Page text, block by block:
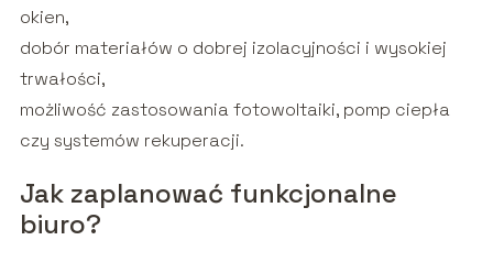
okien,
dobór materiałów o dobrej izolacyjności i wysokiej
trwałości,
możliwość zastosowania fotowoltaiki, pomp ciepła
czy systemów rekuperacji.
Jak zaplanować funkcjonalne
biuro?